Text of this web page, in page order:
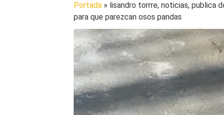
Portada » lisandro torrre, noticias, publica
para que parezcan osos pandas